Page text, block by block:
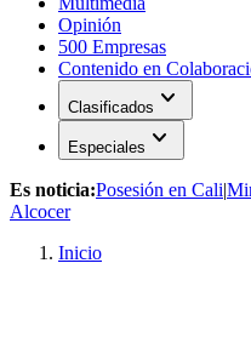
Opinión
500 Empresas
Contenido en
Clasificados expand_more
Especiales expand_more
Es noticia:Posesión en Cali|
Alcocer
Inicio